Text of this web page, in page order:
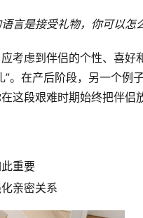
言是接受礼物，你可以怎
考虑到伴侣的个性、喜
”。在产后阶段，另一个
这段艰难时期始终把伴侣
重要
亲密关系